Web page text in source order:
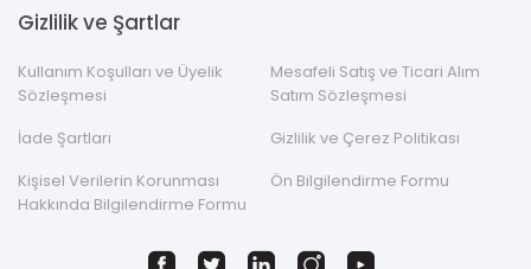
Gizlilik ve Şartlar
Kullanım Koşulları ve Üyelik
Sözleşmesi
Mesafeli Satış ve Ticari Alım
Satım Sözleşmesi
İade Şartları
Gizlilik ve Çerez Politikası
Kişisel Verilerin Korunması
Hakkında Bilgilendirme Formu
Ön Bilgilendirme Formu